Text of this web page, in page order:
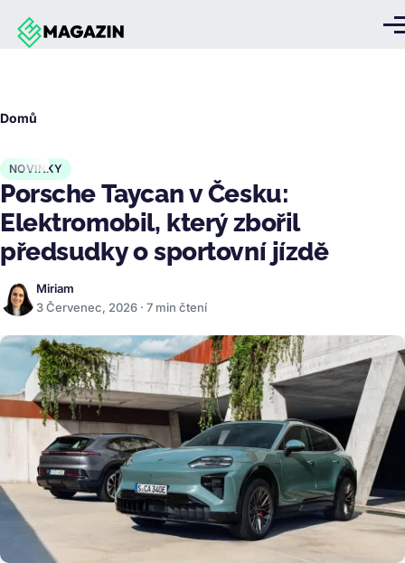
Přejít k hlavnímu obsahu
Domů
NOVINKY
Porsche Taycan v Česku:
Elektromobil, který zbořil
předsudky o sportovní jízdě
Miriam
3 Červenec, 2026 · 7 min čtení